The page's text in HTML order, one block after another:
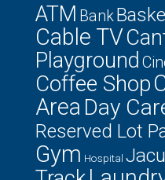
ATM Bank
Cable TV
Playground
Coffee Shop
Area Day
Reserved Lot
Gym Hospital